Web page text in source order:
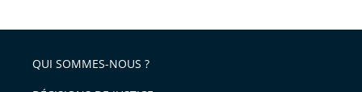
arriver
après
l'article
pour
QUI SOMMES-NOUS ?